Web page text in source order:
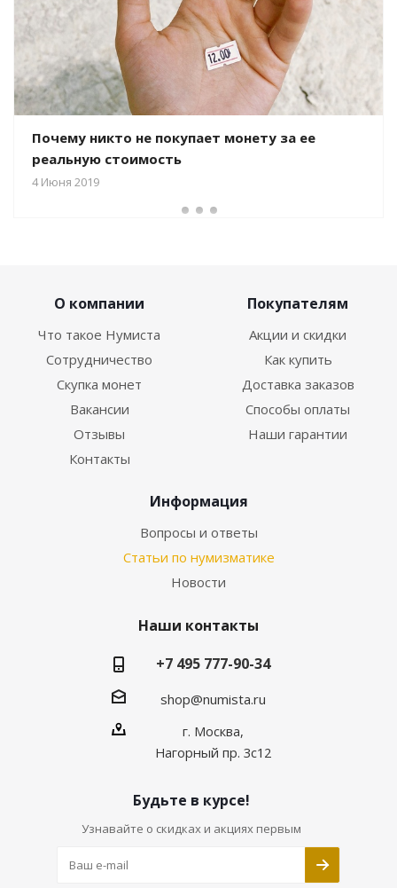
Почему никто не покупает монету за ее
реальную стоимость
4 Июня 2019
О компании
Что такое Нумиста
Сотрудничество
Скупка монет
Вакансии
Отзывы
Контакты
Покупателям
Акции и скидки
Как купить
Доставка заказов
Способы оплаты
Наши гарантии
Информация
Вопросы и ответы
Статьи по нумизматике
Новости
Наши контакты
+7 495 777-90-34
shop@numista.ru
г. Москва,
Нагорный пр. 3с12
Будьте в курсе!
Узнавайте о скидках и акциях первым